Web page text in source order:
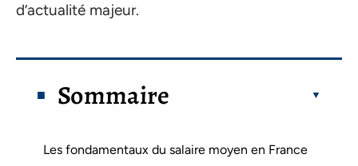
d’actualité majeur.
Sommaire
Les fondamentaux du salaire moyen en France